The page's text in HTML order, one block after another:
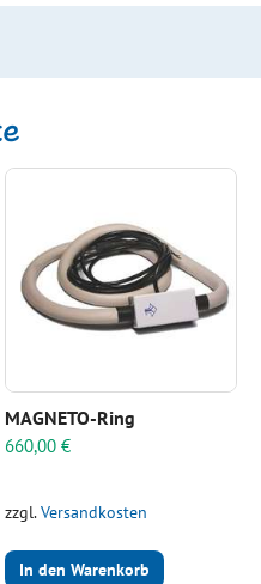
MAGNETO-Ring
660,00 €
zzgl.Versandkosten
In den Warenkorb